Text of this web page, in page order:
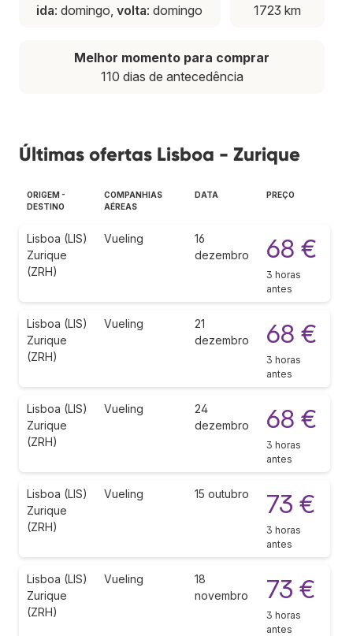
ida: domingo,volta: domingo
1723 km
Melhor momento para comprar
110 dias de antecedência
Últimas ofertas Lisboa - Zurique
ORIGEM -
DESTINO
COMPANHIAS
AÉREAS
DATA PREÇO
Lisboa (LIS)
Zurique
(ZRH)
Vueling
16
dezembro
68 €
3 horas
antes
Lisboa (LIS)
Zurique
(ZRH)
Vueling
21
dezembro
68 €
3 horas
antes
Lisboa (LIS)
Zurique
(ZRH)
Vueling
24
dezembro
68 €
3 horas
antes
Lisboa (LIS)
Zurique
(ZRH)
Vueling 15 outubro 73 €
3 horas
antes
Lisboa (LIS)
Zurique
(ZRH)
Vueling
18
novembro
73 €
3 horas
antes